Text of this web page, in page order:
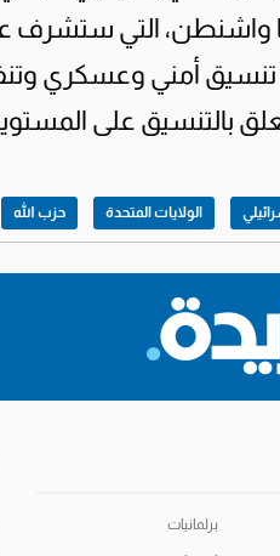
أمني وعسكري
بالتنسيق على
الولايات المتحدة حزب الله
برلمانيات